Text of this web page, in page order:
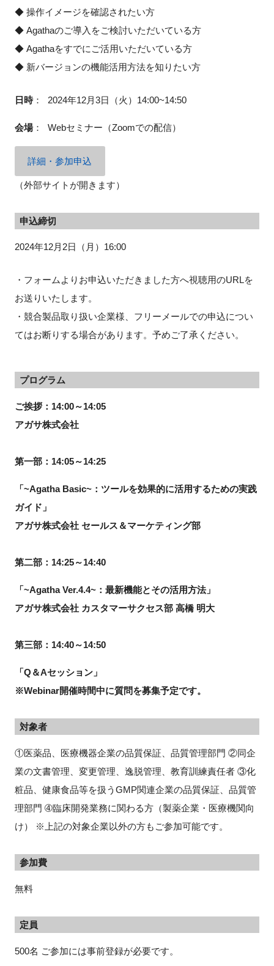
◆ 操作イメージを確認されたい方
◆ Agathaのご導入をご検討いただいている方
◆ Agathaをすでにご活用いただいている方
◆ 新バージョンの機能活用方法を知りたい方
日時： 2024年12月3日（火）14:00~14:50
会場： Webセミナー（Zoomでの配信）
詳細・参加申込
（外部サイトが開きます）
申込締切
2024年12月2日（月）16:00
・フォームよりお申込いただきました方へ視聴用のURLを
お送りいたします。
・競合製品取り扱い企業様、フリーメールでの申込につい
てはお断りする場合があります。予めご了承ください。
プログラム
ご挨拶：14:00～14:05
アガサ株式会社
第一部：14:05～14:25
「 ~Agatha Basic~：ツールを効果的に活用するための実践
ガイド 」
アガサ株式会社 セールス＆マーケティング部
第二部：14:25～14:40
「 ~Agatha Ver.4.4~：最新機能とその活用方法」
アガサ株式会社 カスタマーサクセス部 高橋 明大
第三部：14:40～14:50
「Q＆Aセッション」
※Webinar開催時間中に質問を募集予定です。
対象者
①医薬品、医療機器企業の品質保証、品質管理部門 ②同企
業の文書管理、変更管理、逸脱管理、教育訓練責任者 ③化
粧品、健康食品等を扱うGMP関連企業の品質保証、品質管
理部門 ➃臨床開発業務に関わる方（製薬企業・医療機関向
け） ※上記の対象企業以外の方もご参加可能です。
参加費
無料
定員
500名 ご参加には事前登録が必要です。